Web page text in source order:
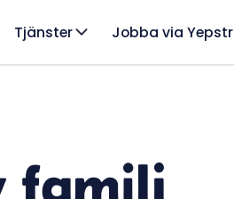
Tjänster Jobba via Yepstr
familj